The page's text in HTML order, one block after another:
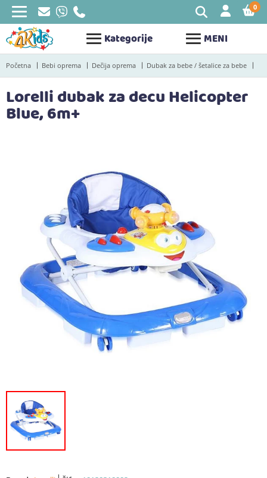
Kategorije MENI
0
Početna Bebi oprema Dečija oprema Dubak za bebe / šetalice za bebe
Lorelli dubak za decu Helicopter
Blue, 6m+